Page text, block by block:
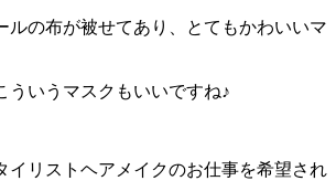
ルの布が被せてあり、とてもかわいいマ
ういうマスクもいいですね♪
イリストヘアメイクのお仕事を希望され